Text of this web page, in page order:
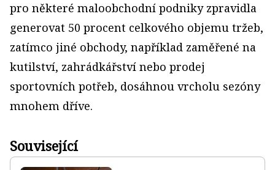
pro některé maloobchodní podniky zpravidla
generovat 50 procent celkového objemu tržeb,
zatímco jiné obchody, například zaměřené na
kutilství, zahrádkářství nebo prodej
sportovních potřeb, dosáhnou vrcholu sezóny
mnohem dříve.
Související